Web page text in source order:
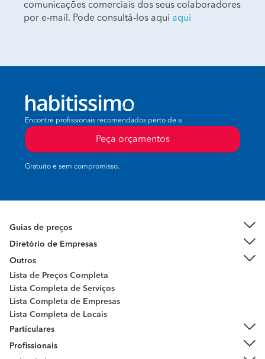
comunicações comerciais dos seus colaboradores
por e-mail. Pode consultá-los aqui aqui
Encontre profissionais recomendados perto de si
Peça orçamentos
Gratuito e sem compromisso.
Guias de preços
Diretório de Empresas
Outros
Lista de Preços Completa
Lista Completa de Serviços
Lista Completa de Empresas
Lista Completa de Locais
Particulares
Profissionais